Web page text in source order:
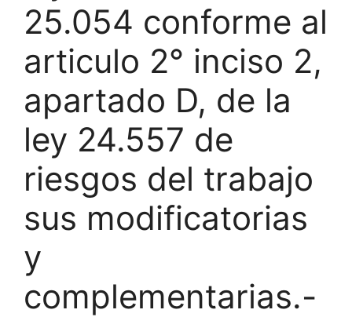
25.054 conforme al
articulo 2° inciso 2,
apartado D, de la
ley 24.557 de
riesgos del trabajo
sus modificatorias
y
complementarias.-